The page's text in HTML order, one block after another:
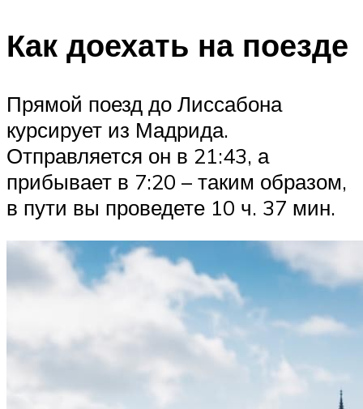
Как доехать на поезде
Прямой поезд до Лиссабона
курсирует из Мадрида.
Отправляется он в 21:43, а
прибывает в 7:20 – таким образом,
в пути вы проведете 10 ч. 37 мин.